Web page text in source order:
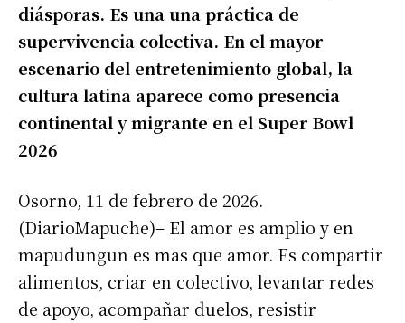
diásporas. Es una una práctica de
supervivencia colectiva. En el mayor
escenario del entretenimiento global, la
cultura latina aparece como presencia
continental y migrante en el Super Bowl
2026
Osorno, 11 de febrero de 2026.
(DiarioMapuche)– El amor es amplio y en
mapudungun es mas que amor. Es compartir
alimentos, criar en colectivo, levantar redes
de apoyo, acompañar duelos, resistir